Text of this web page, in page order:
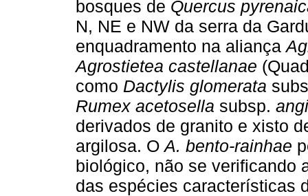
bosques de Quercus
N, NE e NW da serra da
enquadramento na aliança
Agrostietea castellanae
como Dactylis glomerata
Rumex acetosella subsp.
derivados de granito e xisto
argilosa. OA. bento-rainhae
biológico, não se verificando
das espécies características